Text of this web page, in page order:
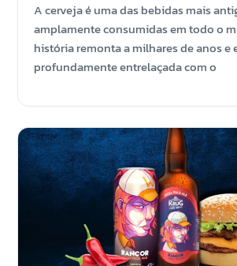
A cerveja é uma das bebidas mais
amplamente consumidas em todo o
história remonta a milhares de anos e
profundamente entrelaçada com o